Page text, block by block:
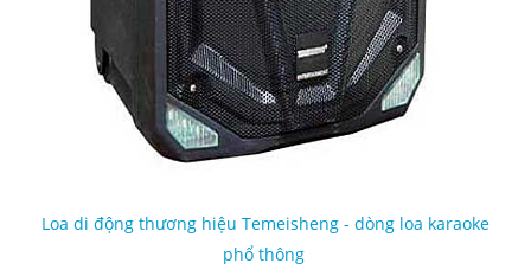
Loa di động thương hiệu Temeisheng - dòng loa karaoke
phổ thông